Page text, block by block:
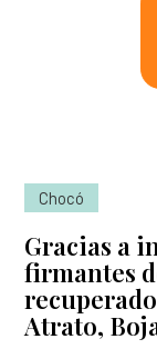
Chocó
Gracias a
firmantes
Atrato,